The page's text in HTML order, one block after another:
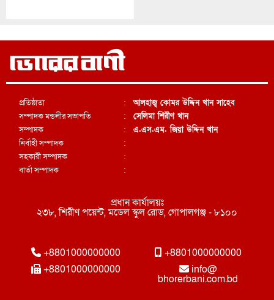
প্রতিষ্ঠাতা
সম্পাদক মন্ডলীর সভাপতি
সম্পাদক
নির্বাহী সম্পাদক
সহকারী সম্পাদক
বার্তা সম্পাদক
:
:
:
:
:
:
আলহাজ্ব কোমর উদ্দিন খান সাহেব
সেলিমা শিরীণ খান
এ.এস.এম. জিয়া উদ্দিন খান
প্রধান কার্যালয়ঃ
২৩৮, শিরীণ পয়েন্ট, মডেল স্কুল রোড, গোপালগঞ্জ - ৮১০০
+8801000000000
+8801000000000
+8801000000000
info@
bhorerbani.com.bd